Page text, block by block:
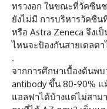
ทรวงอก ในขณะที่วัคซีนช
ยังไม่มี การบริหารวัคซีน
หรือ Astra Zeneca จึงเ
ไหนจะป้องกันสายเดลตา
.
จากการศึกษาเบื้องต้นพ
antibody ขึ้น 80-90%
แอลฟาได้บ้างแต่ไม่สาม